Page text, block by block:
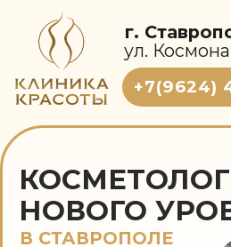
г. Ставрополь
ул. Космонавтов, д.2
+7(9624) 40-33-55
КОСМЕТОЛОГИЯ
В СТАВРОПОЛЕ
технологии
последнего
поколения